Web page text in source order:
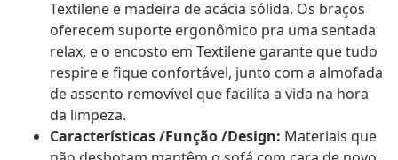
Textilene e madeira de acácia sólida. Os braços
oferecem suporte ergonômico pra uma sentada
relax, e o encosto em Textilene garante que tudo
respire e fique confortável, junto com a almofada
de assento removível que facilita a vida na hora
da limpeza.
Características /Função /Design: Materiais que